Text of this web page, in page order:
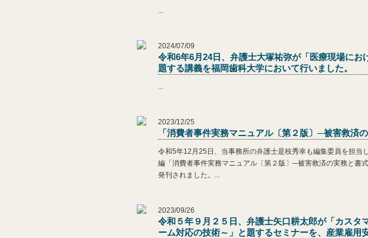
...
2024/07/09
令和6年6月24日、弁護士大塚祐弥が「医療現場にお
題する講義を福岡歯科大学において行いました。
...
2023/12/25
「消費者事件実務マニュアル〔第２版〕─被害救済
令和5年12月25日、当事務所の弁護士是枝秀幸も編集委員を担当
編「消費者事件実務マニュアル〔第２版〕─被害救済の実務と書
発刊されました。...
2023/09/26
令和５年９月２５日、弁護士矢口耕太郎が「カスタ
ーム対応の技術～」と題するセミナーを、産業雇用